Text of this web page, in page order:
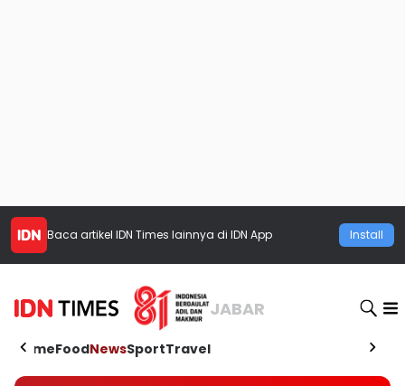
Baca artikel IDN Times lainnya di IDN App Install
JABAR
HomeFoodNewsSportTravel